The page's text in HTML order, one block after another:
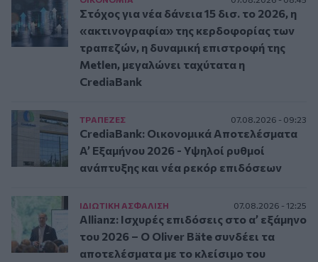
Στόχος για νέα δάνεια 15 δισ. το 2026, η
«ακτινογραφία» της κερδοφορίας των
τραπεζών, η δυναμική επιστροφή της
Metlen, μεγαλώνει ταχύτατα η
CrediaBank
ΤΡAΠΕΖΕΣ 07.08.2026 - 09:23
CrediaBank: Οικονομικά Αποτελέσματα
A’ Εξαμήνου 2026 - Υψηλοί ρυθμοί
ανάπτυξης και νέα ρεκόρ επιδόσεων
ΙΔΙΩΤΙΚΗ ΑΣΦAΛΙΣΗ 07.08.2026 - 12:25
Allianz: Ισχυρές επιδόσεις στο α’ εξάμηνο
του 2026 – Ο Oliver Bäte συνδέει τα
αποτελέσματα με το κλείσιμο του